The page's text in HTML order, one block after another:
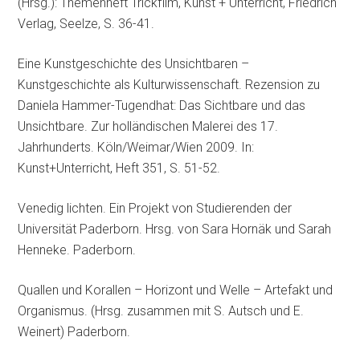
Verlag, Seelze, S. 36-41.
Eine Kunstgeschichte des Unsichtbaren –
Kunstgeschichte als Kulturwissenschaft. Rezension zu
Daniela Hammer-Tugendhat: Das Sichtbare und das
Unsichtbare. Zur holländischen Malerei des 17.
Jahrhunderts. Köln/Weimar/Wien 2009. In:
Kunst+Unterricht, Heft 351, S. 51-52.
Venedig lichten. Ein Projekt von Studierenden der
Universität Paderborn. Hrsg. von Sara Hornäk und Sarah
Henneke. Paderborn.
Quallen und Korallen – Horizont und Welle – Artefakt und
Organismus. (Hrsg. zusammen mit S. Autsch und E.
Weinert) Paderborn.